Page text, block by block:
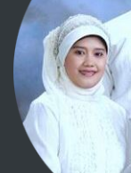
Syarat-
Washiyat
Jihad dan
Bagian